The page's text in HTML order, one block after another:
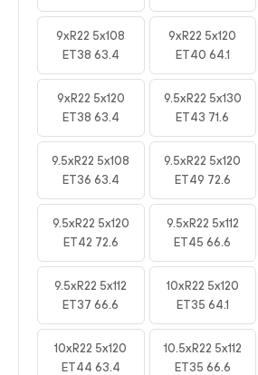
9xR22 5x108
ET38 63.4
9xR22 5x120
ET40 64.1
9xR22 5x120
ET38 63.4
9.5xR22 5x130
ET43 71.6
9.5xR22 5x108
ET36 63.4
9.5xR22 5x120
ET49 72.6
9.5xR22 5x120
ET42 72.6
9.5xR22 5x112
ET45 66.6
9.5xR22 5x112
ET37 66.6
10xR22 5x120
ET35 64.1
10xR22 5x120
ET44 63.4
10.5xR22 5x112
ET35 66.6